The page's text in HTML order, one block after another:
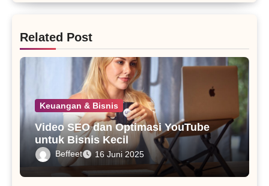
Related Post
Keuangan & Bisnis
Video SEO dan Optimasi YouTube
untuk Bisnis Kecil
Beffeet 16 Juni 2025